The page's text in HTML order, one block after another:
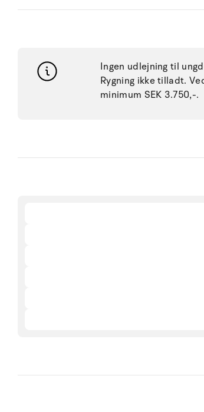
Ingen udlejning til
Rygning ikke tilladt.
minimum SEK 3.750,-.